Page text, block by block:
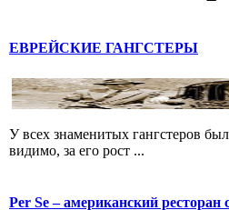
ЕВРЕЙСКИЕ ГАНГСТЕРЫ
У всех знаменитых гангстеров
видимо, за его рост ...
Per Se – американский